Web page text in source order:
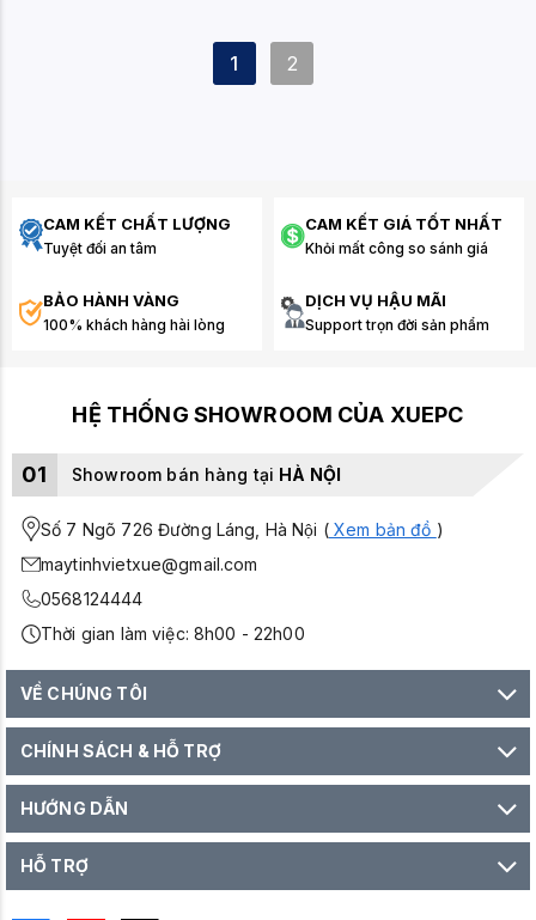
1 2
CAM KẾT CHẤT LƯỢNG
Tuyệt đối an tâm
CAM KẾT GIÁ TỐT NHẤT
Khỏi mất công so sánh giá
BẢO HÀNH VÀNG
100% khách hàng hài lòng
DỊCH VỤ HẬU MÃI
Support trọn đời sản phẩm
HỆ THỐNG SHOWROOM CỦA XUEPC
01 Showroom bán hàng tại HÀ NỘI
Số 7 Ngõ 726 Đường Láng, Hà Nội (Xem bản đồ )
maytinhvietxue@gmail.com
0568124444
Thời gian làm việc: 8h00 - 22h00
VỀ CHÚNG TÔI
CHÍNH SÁCH & HỖ TRỢ
HƯỚNG DẪN
HỖ TRỢ